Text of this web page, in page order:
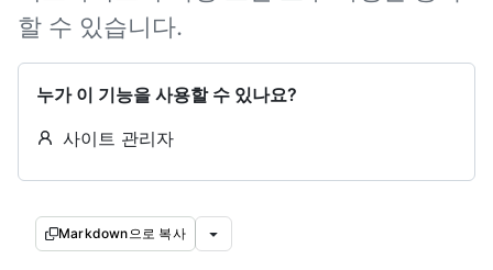
할 수 있습니다.
누가 이 기능을 사용할 수 있나요?
사이트 관리자
Markdown으로 복사